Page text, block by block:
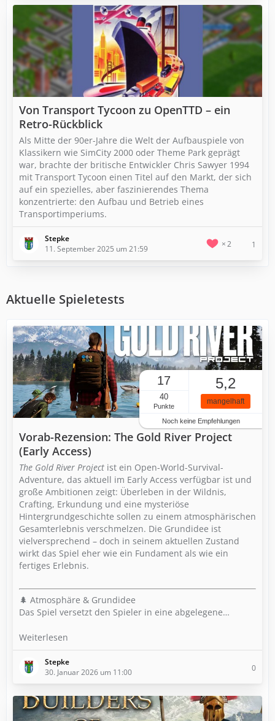
Von Transport Tycoon zu OpenTTD – ein
Retro-Rückblick
Als Mitte der 90er-Jahre die Welt der Aufbauspiele von
Klassikern wie SimCity 2000 oder Theme Park geprägt
war, brachte der britische Entwickler Chris Sawyer 1994
mit Transport Tycoon einen Titel auf den Markt, der sich
auf ein spezielles, aber faszinierendes Thema
konzentrierte: den Aufbau und Betrieb eines
Transportimperiums.
Stepke
11. September 2025 um 21:59
2 1
Aktuelle Spieletests
17
40
Punkte
5,2
mangelhaft
Noch keine Empfehlungen
Vorab-Rezension: The Gold River Project
(Early Access)
The Gold River Project ist ein Open-World-Survival-
Adventure, das aktuell im Early Access verfügbar ist und
große Ambitionen zeigt: Überleben in der Wildnis,
Crafting, Erkundung und eine mysteriöse
Hintergrundgeschichte sollen zu einem atmosphärischen
Gesamterlebnis verschmelzen. Die Grundidee ist
vielversprechend – doch in seinem aktuellen Zustand
wirkt das Spiel eher wie ein Fundament als wie ein
fertiges Erlebnis.
🌲 Atmosphäre & Grundidee
Das Spiel versetzt den Spieler in eine abgelegene…
Weiterlesen
Stepke
30. Januar 2026 um 11:00
0